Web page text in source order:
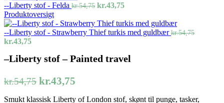
--Liberty stof - Felda kr.54,75 Den
pris
var:
kr.43,75Den
pris
er:
Produktoversigt
--Liberty stof - Strawberry Thief turkis med guldbærkr.54,75
Den
pris
kr.54,75.
kr.43,75Den
pris
kr.43,75.
–Liberty stof – Painted travel
kr.54,75 Den
kr.43,75
Smukt klassisk Liberty of London stof, skønt til punge, tasker,